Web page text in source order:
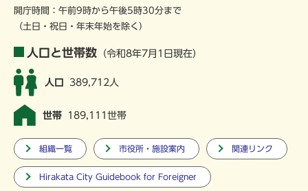
開庁時間：午前9時から午後5時30分まで
（土日・祝日・年末年始を除く）
人口と世帯数 （令和8年7月1日現在）
人口 389,712人
世帯 189,111世帯
組織一覧 市役所・施設案内 関連リンク
Hirakata City Guidebook for Foreigner